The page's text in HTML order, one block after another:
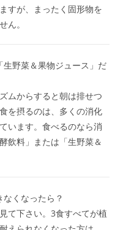
すが、まったく固形物を
ん。
野菜＆果物ジュース」だ
ムからすると朝は排せつ
を摂るのは、多くの消化
います。食べるのなら消
飲料」または「生野菜＆
くなったら？
て下さい。3食すべてが植